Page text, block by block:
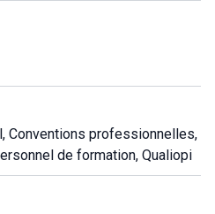
Conventions professionnelles,
de formation, Qualiopi